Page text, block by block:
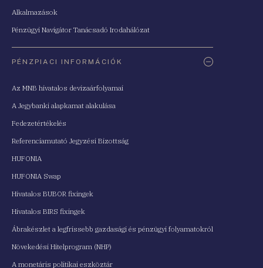
Alkalmazások
Pénzügyi Navigátor Tanácsadó Irodahálózat
PÉNZPIACI INFORMÁCIÓK
Az MNB hivatalos devizaárfolyamai
A Jegybanki alapkamat alakulása
Fedezetértékelés
Referenciamutató Jegyzési Bizottság
HUFONIA
HUFONIA Swap
Hivatalos BUBOR fixingek
Hivatalos BIRS fixingek
Ábrakészlet a legfrissebb gazdasági és pénzügyi folyamatokról
Növekedési Hitelprogram (NHP)
A monetáris politikai eszköztár